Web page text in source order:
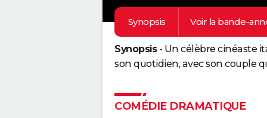
Synopsis Voir la bande-
Synopsis- Un célèbre cinéaste
son quotidien, avec son couple
COMÉDIE DRAMATIQUE